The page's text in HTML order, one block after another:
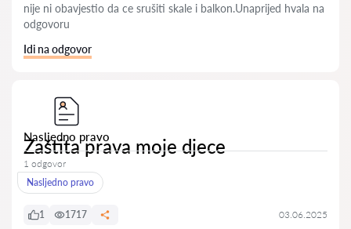
nije ni obavjestio da ce srušiti skale i balkon.Unaprijed hvala na
odgovoru
Idi na odgovor
Nasljedno pravo
Zaštita prava moje djece
1 odgovor
Nasljedno pravo
1 1717 03.06.2025